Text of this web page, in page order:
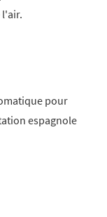
l'air.
pour
espagnole